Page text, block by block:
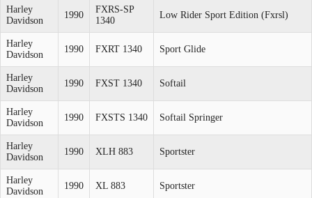
Harley
Davidson
1990
FXRS-SP
1340
Low Rider Sport Edition (Fxrsl)
Harley
Davidson
1990 FXRT 1340 Sport Glide
Harley
Davidson
1990 FXST 1340 Softail
Harley
Davidson
1990 FXSTS 1340 Softail Springer
Harley
Davidson
1990 XLH 883 Sportster
Harley
Davidson
1990 XL 883 Sportster